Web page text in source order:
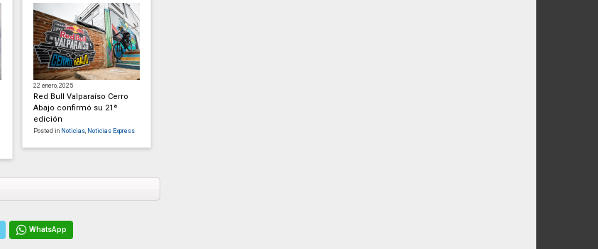
22 enero, 2025
Red Bull Valparaíso Cerro
Abajo confirmó su 21ª
edición
Posted in Noticias, Noticias Express
WhatsApp